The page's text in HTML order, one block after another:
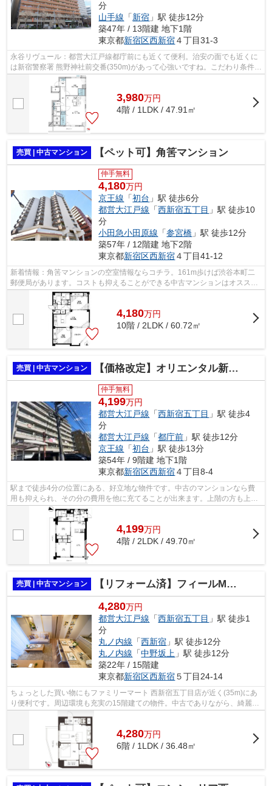
分
山手線 「新宿 」駅 徒歩12分
築47年 / 13階建 地下1階
東京都新宿区西新宿４丁目31-3
永谷リヴュール：都営大江戸線都庁前にも近くて便利。治安の面でも近くに
は新宿警察署 熊野神社前交番(350m)があって心強いですね。こだわり条件の
定番。コンビニ「ファミリーマート ...
3,980万円
4階 / 1LDK / 47.91㎡
売買 | 中古マンション 【ペット可】角筈マンション
仲手無料
4,180万円
京王線 「初台 」駅 徒歩6分
都営大江戸線 「西新宿五丁目 」駅 徒歩10
分
小田急小田原線 「参宮橋 」駅 徒歩12分
築57年 / 12階建 地下2階
東京都新宿区西新宿４丁目41-12
新着情報：角筈マンションの空室情報ならコチラ。161m歩けば渋谷本町二
郵便局があります。コストも抑えることができる中古マンションはオススメ
です。譲れない条件として多い、駅から...
4,180万円
10階 / 2LDK / 60.72㎡
売買 | 中古マンション 【価格改定】オリエンタル新宿コーポラス
仲手無料
4,199万円
都営大江戸線 「西新宿五丁目 」駅 徒歩4
分
都営大江戸線 「都庁前 」駅 徒歩12分
京王線 「初台 」駅 徒歩13分
築54年 / 9階建 地下1階
東京都新宿区西新宿４丁目8-4
駅まで徒歩4分の位置にある、好立地な物件です。中古のマンションなら費
用も抑えられ、その分の費用を他に充てることが出来ます。上階の方も上り
下りしやすい、エレベーター付きの物件...
4,199万円
4階 / 2LDK / 49.70㎡
売買 | 中古マンション 【リフォーム済】フィールM西新宿
4,280万円
都営大江戸線 「西新宿五丁目 」駅 徒歩1
分
丸ノ内線 「西新宿 」駅 徒歩12分
丸ノ内線 「中野坂上 」駅 徒歩12分
築22年 / 15階建
東京都新宿区西新宿５丁目24-14
ちょっとした買い物にもファミリーマート 西新宿五丁目店が近く(35m)にあ
り便利です。周辺環境も充実の15階建ての物件。中古でありながら、綺麗で
機能的な設備のあるマンションです。...
4,280万円
6階 / 1LDK / 36.48㎡